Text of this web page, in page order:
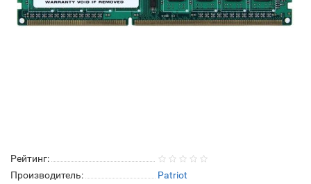
Рейтинг:
Производитель:
Patriot